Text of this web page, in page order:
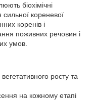
біохімічні
кореневої
коренів і
поживних речовин і
умов.
росту та
на кожному етапі